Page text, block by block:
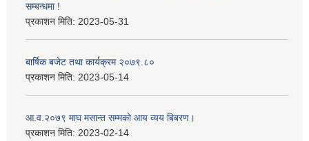
सम्बन्धमा !
प्रकाशन मिति: 2023-05-31
बार्षिक बजेट तथा कार्यक्रम २०७९.८०
प्रकाशन मिति: 2023-05-14
आ.व.२०७९ माघ मसान्त सम्मको आय व्यय बिबरण।
प्रकाशन मिति: 2023-02-14